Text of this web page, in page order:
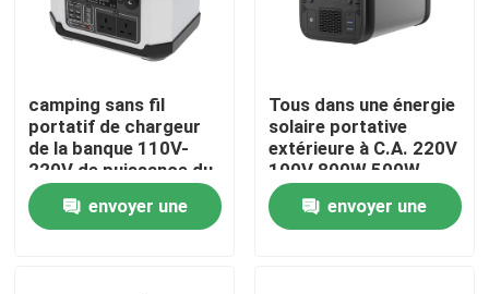
Maison
Produits
Au sujet de nous
camping sans fil
portatif de chargeur
de la banque 110V-
220V de puissance du
générateur 1200W
envoyer une
Tous dans une énergie
solaire portative
extérieure à C.A. 220V
100V 800W 500W
756W de centrale
pour le camping
envoyer une